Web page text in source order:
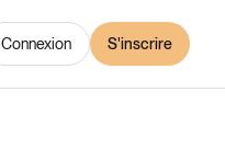
Connexion S'inscrire